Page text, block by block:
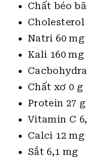
Chất béo
Cholesterol
Natri 60 mg
Kali 160 mg
Chất xơ 0 g
Protein 27 g
Vitamin C
Calci 12 mg
Sắt 6,1 mg